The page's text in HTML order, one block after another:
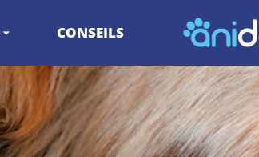
CONSEILS